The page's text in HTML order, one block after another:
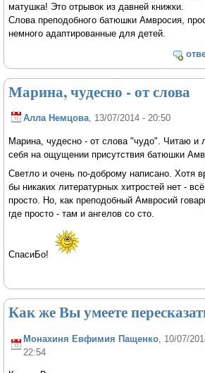
матушка! Это отрывок из давней книжки.
Слова преподобного батюшки Амвросия,
немного адаптированные для детей.
Марина, чудесно - от слова
Алла Немцова, 13/07/2014 - 20:50
Марина, чудесно - от слова "чудо". Читаю и
себя на ощущении присутствия батюшки
Светло и очень по-доброму написано. Хотя
бы никаких литературных хитростей нет - всё
просто. Но, как преподобный Амвросий
где просто - там и ангелов со сто.
СпасиБо!
Как же Вы умеете
Монахиня Евфимия Пащенко , 10/07/
22:54